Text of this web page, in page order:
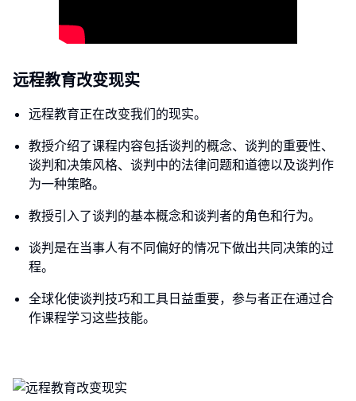
远程教育改变现实
远程教育正在改变我们的现实。
教授介绍了课程内容包括谈判的概念、谈判的重要性、
谈判和决策风格、谈判中的法律问题和道德以及谈判作
为一种策略。
教授引入了谈判的基本概念和谈判者的角色和行为。
谈判是在当事人有不同偏好的情况下做出共同决策的过
程。
全球化使谈判技巧和工具日益重要，参与者正在通过合
作课程学习这些技能。